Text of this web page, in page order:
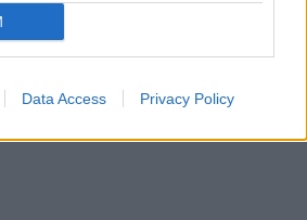
Data Access Privacy Policy
la mort du foetus.